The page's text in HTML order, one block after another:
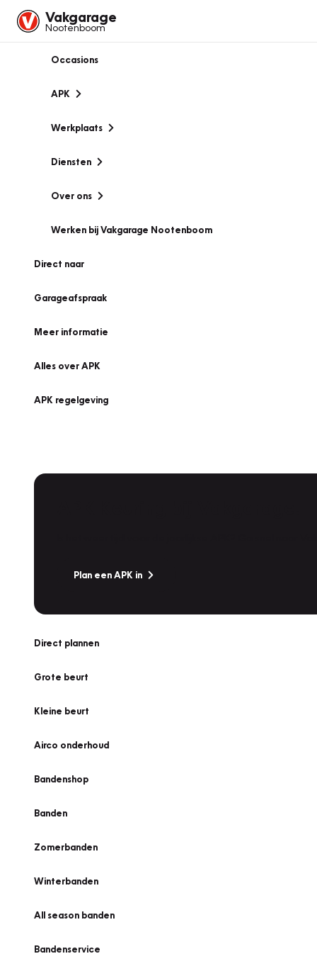
Vakgarage
Nootenboom
Occasions
APK
Werkplaats
Diensten
Over ons
Werken bij Vakgarage Nootenboom
Direct naar
Garageafspraak
Meer informatie
Alles over APK
APK regelgeving
Plan een APK in
Direct plannen
Grote beurt
Kleine beurt
Airco onderhoud
Bandenshop
Banden
Zomerbanden
Winterbanden
All season banden
Bandenservice